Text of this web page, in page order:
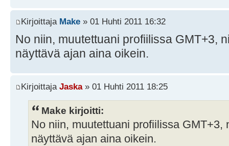
Kirjoittaja Make » 01 Huhti 2011 16:32
No niin, muutettuani profiilissa GMT+3,
näyttävä ajan aina oikein.
Kirjoittaja Jaska» 01 Huhti 2011 18:25
Make kirjoitti:
No niin, muutettuani profiilissa GMT+3,
näyttävä ajan aina oikein.